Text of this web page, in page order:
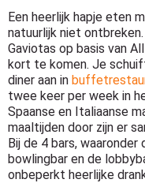
Een heerlijk hapje eten
natuurlijk niet
Gaviotas op basis van
kort te komen. Je
diner aan in
twee keer per week in
Spaanse en Italiaanse
maaltijden door zijn er
Bij de 4 bars, waaronder
bowlingbar en de
onbeperkt heerlijke